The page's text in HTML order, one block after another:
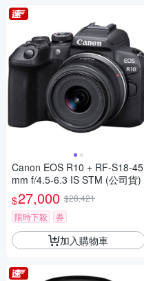
Canon EOS R10 + RF-S18-45
mm f/4.5-6.3 IS STM (公司貨)
$27,000 $28,421
限時下殺
券
加入購物車